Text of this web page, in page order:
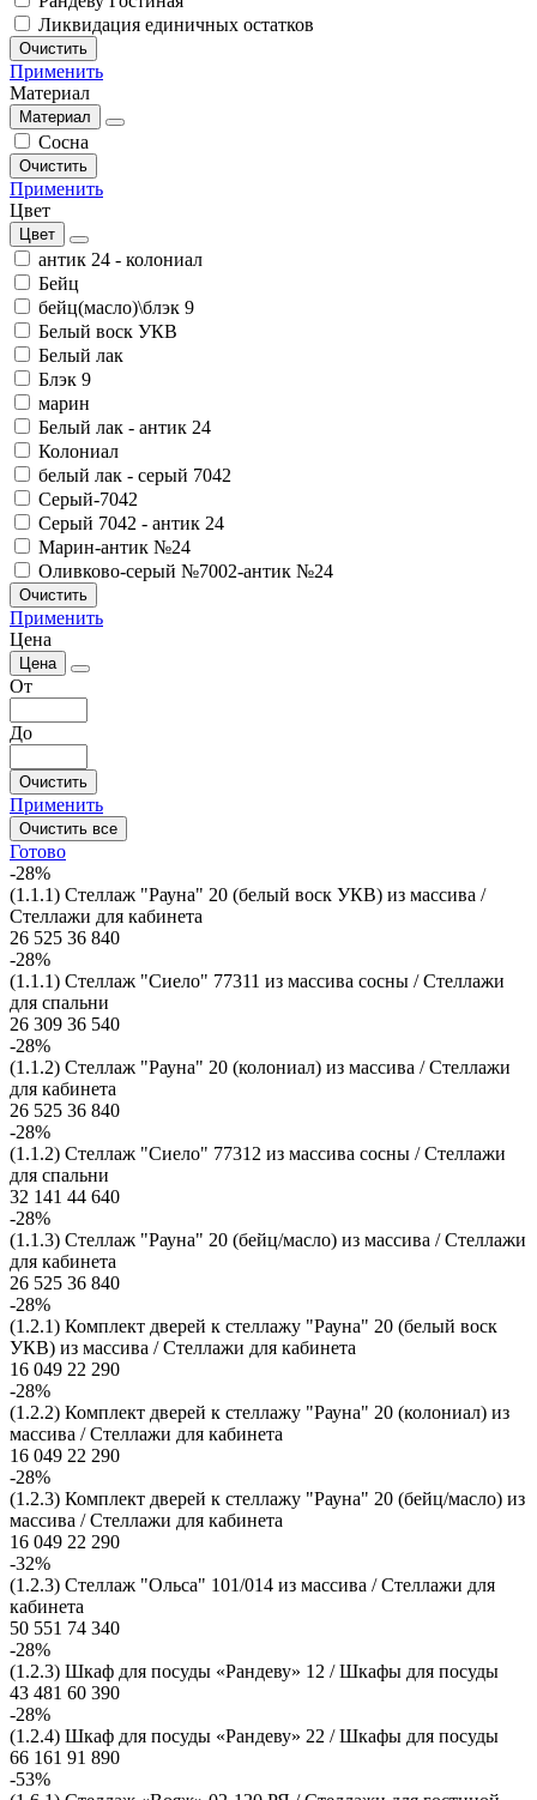
Ликвидация единичных остатков
Очистить
Применить
Материал
Материал
Сосна
Очистить
Применить
Цвет
Цвет
антик 24 - колониал
Бейц
бейц(масло)\блэк 9
Белый воск УКВ
Белый лак
Блэк 9
марин
Белый лак - антик 24
Колониал
белый лак - серый 7042
Серый-7042
Серый 7042 - антик 24
Марин-антик №24
Оливково-серый №7002-антик №24
Очистить
Применить
Цена
Цена
От
До
Очистить
Применить
Очистить все
Готово
-28%
(1.1.1) Стеллаж "Рауна" 20 (белый воск УКВ) из массива /
Стеллажи для кабинета
26 525 36 840
-28%
(1.1.1) Стеллаж "Сиело" 77311 из массива сосны / Стеллажи
для спальни
26 309 36 540
-28%
(1.1.2) Стеллаж "Рауна" 20 (колониал) из массива / Стеллажи
для кабинета
26 525 36 840
-28%
(1.1.2) Стеллаж "Сиело" 77312 из массива сосны / Стеллажи
для спальни
32 141 44 640
-28%
(1.1.3) Стеллаж "Рауна" 20 (бейц/масло) из массива / Стеллажи
для кабинета
26 525 36 840
-28%
(1.2.1) Комплект дверей к стеллажу "Рауна" 20 (белый воск
УКВ) из массива / Стеллажи для кабинета
16 049 22 290
-28%
(1.2.2) Комплект дверей к стеллажу "Рауна" 20 (колониал) из
массива / Стеллажи для кабинета
16 049 22 290
-28%
(1.2.3) Комплект дверей к стеллажу "Рауна" 20 (бейц/масло) из
массива / Стеллажи для кабинета
16 049 22 290
-32%
(1.2.3) Стеллаж "Ольса" 101/014 из массива / Стеллажи для
кабинета
50 551 74 340
-28%
(1.2.3) Шкаф для посуды «Рандеву» 12 / Шкафы для посуды
43 481 60 390
-28%
(1.2.4) Шкаф для посуды «Рандеву» 22 / Шкафы для посуды
66 161 91 890
-53%